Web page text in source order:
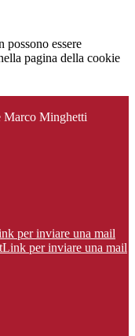
possono essere
pagina della cookie
Marco Minghetti
per inviare una mail
Link per inviare una mail